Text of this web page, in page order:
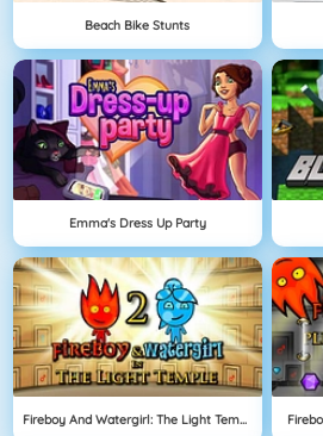
Beach Bike Stunts
Emma's Dress Up Party
Fireboy And Watergirl: The Light Temple